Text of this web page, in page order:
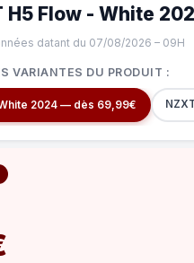
H5 Flow - White
datant du 07/08/2026 – 09H
VARIANTES DU PRODUIT :
2024 — dès 69,99€